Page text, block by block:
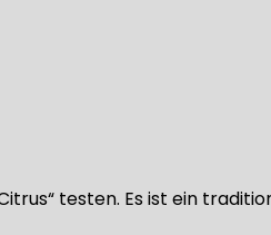
testen. Es ist ein